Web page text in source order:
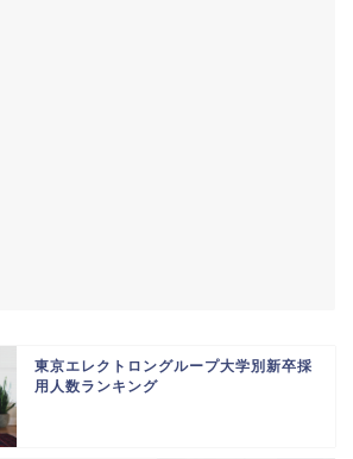
東京エレクトロングループ大学別新卒採
用人数ランキング